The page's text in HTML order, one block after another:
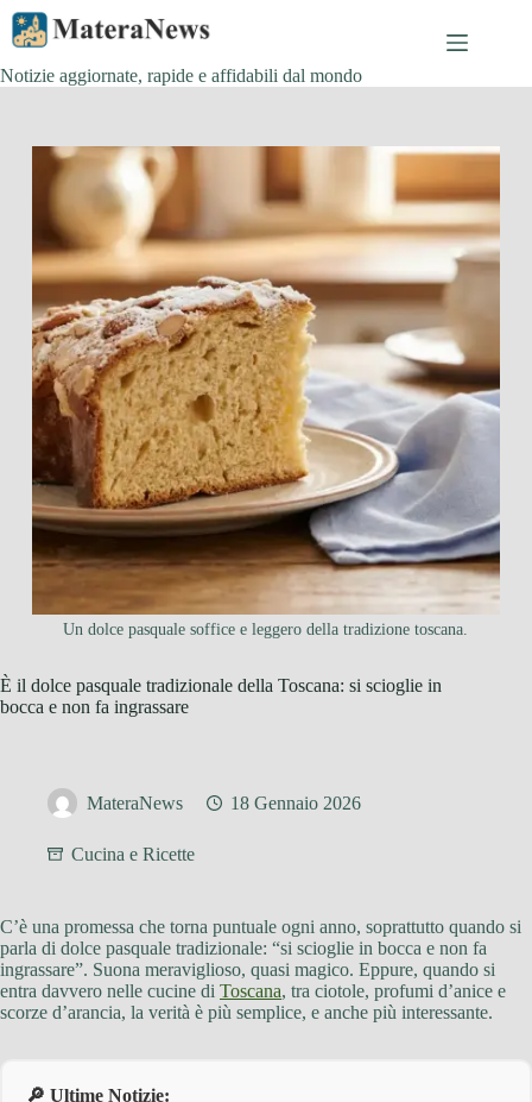
Salta
contenuto
Notizie aggiornate, rapide e affidabili dal mondo
Un dolce pasquale soffice e leggero della tradizione toscana.
È il dolce pasquale tradizionale della Toscana: si scioglie in
bocca e non fa ingrassare
MateraNews 18 Gennaio 2026
Cucina e Ricette
C’è una promessa che torna puntuale ogni anno, soprattutto quando si
parla di dolce pasquale tradizionale: “si scioglie in bocca e non fa
ingrassare”. Suona meraviglioso, quasi magico. Eppure, quando si
entra davvero nelle cucine di Toscana, tra ciotole, profumi d’anice e
scorze d’arancia, la verità è più semplice, e anche più interessante.
🔎 Ultime Notizie: